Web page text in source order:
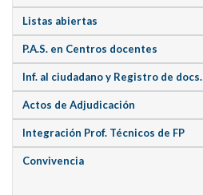
Listas abiertas
P.A.S. en Centros docentes
Inf. al ciudadano y Registro de docs.
Actos de Adjudicación
Integración Prof. Técnicos de FP
Convivencia